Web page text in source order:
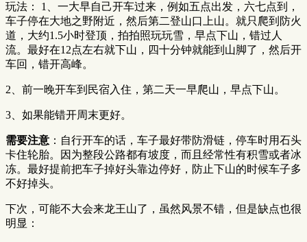
玩法： 1、一大早自己开车过来，例如五点出发，六七点到，
车子停在大地之野附近，然后第二登山口上山。就只爬到防火
道，大约1.5小时登顶，拍拍照玩玩雪，早点下山，错过人
流。最好在12点左右就下山，四十分钟就能到山脚了，然后开
车回，错开高峰。
2、前一晚开车到民宿入住，第二天一早爬山，早点下山。
3、如果能错开周末更好。
需要注意 ：自行开车的话，车子最好带防滑链，停车时用石头
卡住轮胎。因为整段公路都有坡度，而且经常性有积雪或者冰
冻。最好提前把车子掉好头靠边停好，防止下山的时候车子多
不好掉头。
下次，可能不大会来龙王山了，虽然风景不错，但是缺点也很
明显：